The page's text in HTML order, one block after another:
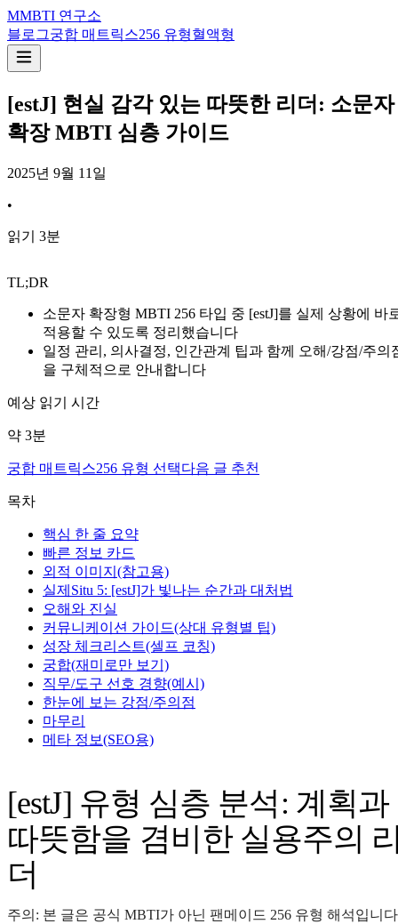
MMBTI 연구소
블로그궁합 매트릭스256 유형혈액형
[estJ] 현실 감각 있는 따뜻한 리더: 소문자
확장 MBTI 심층 가이드
2025년 9월 11일
•
읽기 3분
TL;DR
소문자 확장형 MBTI 256 타입 중 [estJ]를 실제 상황에 바
적용할 수 있도록 정리했습니다
일정 관리, 의사결정, 인간관계 팁과 함께 오해/강점/주의
을 구체적으로 안내합니다
예상 읽기 시간
약 3분
궁합 매트릭스256 유형 선택다음 글 추천
목차
핵심 한 줄 요약
빠른 정보 카드
외적 이미지(참고용)
실제Situ 5: [estJ]가 빛나는 순간과 대처법
오해와 진실
커뮤니케이션 가이드(상대 유형별 팁)
성장 체크리스트(셀프 코칭)
궁합(재미로만 보기)
직무/도구 선호 경향(예시)
한눈에 보는 강점/주의점
마무리
메타 정보(SEO용)
[estJ] 유형 심층 분석: 계획과
따뜻함을 겸비한 실용주의
더
주의: 본 글은 공식 MBTI가 아닌 팬메이드 256 유형 해석입니